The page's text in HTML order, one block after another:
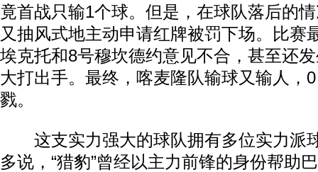
竟首战只输1个球。但是，在球队落后的
又抽风式地主动申请红牌被罚下场。比赛
埃克托和8号穆坎德约意见不合，甚至还
大打出手。最终，喀麦隆队输球又输人，
戮。
这支实力强大的球队拥有多位实力派
多说，“猎豹”曾经以主力前锋的身份帮助